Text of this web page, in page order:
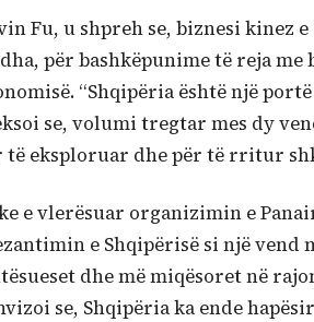
Fu, u shpreh se, biznesi kinez
për bashkëpunime të reja
“Shqipëria është një
se, volumi tregtar mes dy
të eksploruar dhe për të rritur
e vlerësuar organizimin e
e Shqipërisë si një vend
dhe më miqësoret në
se, Shqipëria ka ende